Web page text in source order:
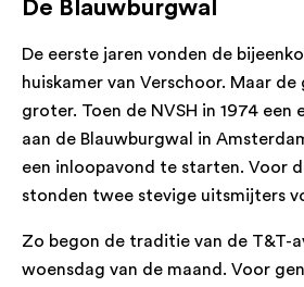
De Blauwburgwal
De eerste jaren vonden de
huiskamer van Verschoor. Maar
groter. Toen de NVSH in 1974 een
aan de Blauwburgwal in
een inloopavond te starten. Voor
stonden twee stevige uitsmijters
Zo begon de traditie van de T&T-
woensdag van de maand. Voor